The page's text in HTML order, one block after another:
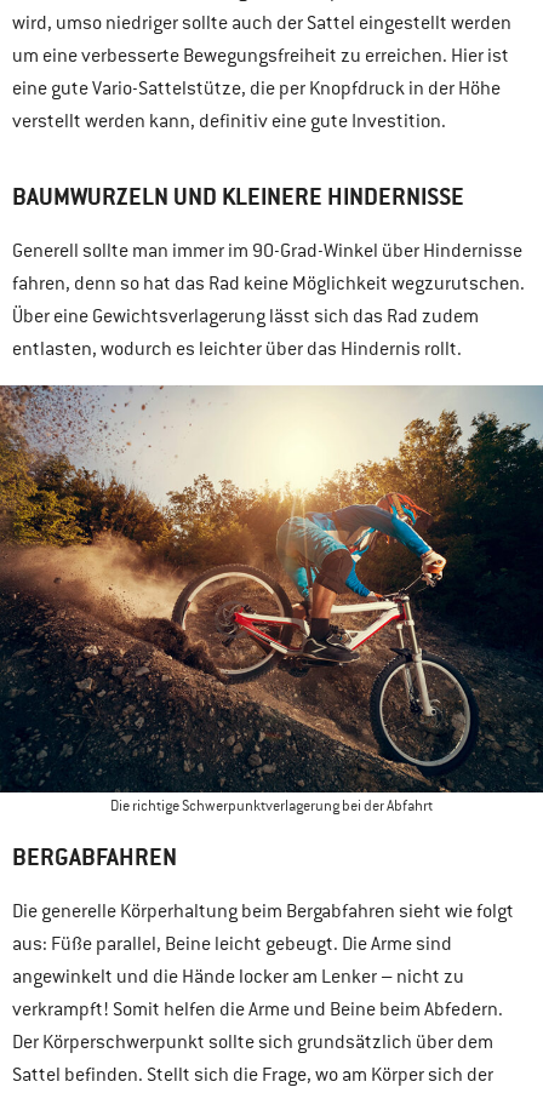
wird, umso niedriger sollte auch der Sattel eingestellt werden
um eine verbesserte Bewegungsfreiheit zu erreichen. Hier ist
eine gute Vario-Sattelstütze, die per Knopfdruck in der Höhe
verstellt werden kann, definitiv eine gute Investition.
BAUMWURZELN UND KLEINERE HINDERNISSE
Generell sollte man immer im 90-Grad-Winkel über Hindernisse
fahren, denn so hat das Rad keine Möglichkeit wegzurutschen.
Über eine Gewichtsverlagerung lässt sich das Rad zudem
entlasten, wodurch es leichter über das Hindernis rollt.
Die richtige Schwerpunktverlagerung bei der Abfahrt
BERGABFAHREN
Die generelle Körperhaltung beim Bergabfahren sieht wie folgt
aus: Füße parallel, Beine leicht gebeugt. Die Arme sind
angewinkelt und die Hände locker am Lenker – nicht zu
verkrampft! Somit helfen die Arme und Beine beim Abfedern.
Der Körperschwerpunkt sollte sich grundsätzlich über dem
Sattel befinden. Stellt sich die Frage, wo am Körper sich der